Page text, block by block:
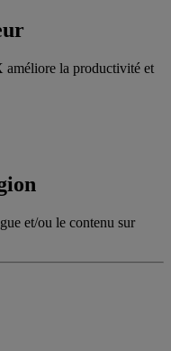
la productivité et
et/ou le contenu sur